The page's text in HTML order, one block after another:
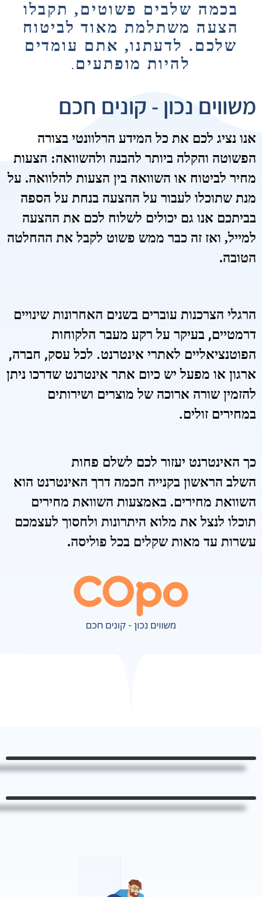
בכמה שלבים פשוטים, תקבלו
הצעה משתלמת מאוד לביטוח
שלכם. לדעתנו, אתם עומדים
להיות מופתעים .
משווים נכון - קונים חכם
אנו נציג לכם את כל המידע הרלוונטי בצורה
הפשוטה והקלה ביותר להבנה ולהשוואה: הצעות
מחיר לביטוח או השוואה בין הצעות להלוואה. על
מנת שתוכלו לעבור על ההצעה בנחת על הספה
בביתכם אנו גם יכולים לשלוח לכם את ההצעה
למייל, ואז זה כבר ממש פשוט לקבל את ההחלטה
הטובה.
הרגלי הצרכנות עוברים בשנים האחרונות שינויים
דרמטיים, בעיקר על רקע מעבר הלקוחות
הפוטנציאליים לאתרי אינטרנט. לכל עסק, חברה,
ארגון או מפעל יש כיום אתר אינטרנט שדרכו ניתן
להזמין שורה ארוכה של מוצרים ושירותים
במחירים זולים.
כך האינטרנט יעזור לכם לשלם פחות
השלב הראשון בקנייה חכמה דרך האינטרנט הוא
השוואת מחירים. באמצעות השוואת מחירים
תוכלו לנצל את מלוא היתרונות ולחסוך לעצמכם
עשרות עד מאות שקלים בכל פוליסה.